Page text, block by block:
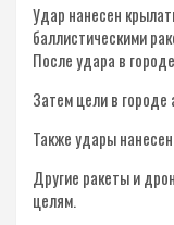
Удар нанесен
баллистическими
После удара в
Затем цели в городе
Также удары
Другие ракеты и
целям.